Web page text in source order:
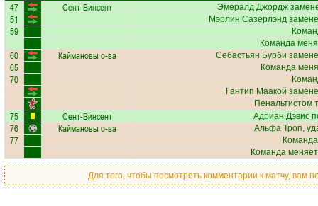
47 Сент-Винсент Эмералд Джордж
51 Мэрлин Сазерлэнд
59
Команда
60 Каймановы о-ва Себастьян Бурби
65 Команда
70
Гантип Маакой
Пенальтистом
75 Сент-Винсент Адриан Дэвис
76 Каймановы о-ва Альфа Троп,
77
Команда
Для того, чтобы посмотреть комментарии к матчу, вам